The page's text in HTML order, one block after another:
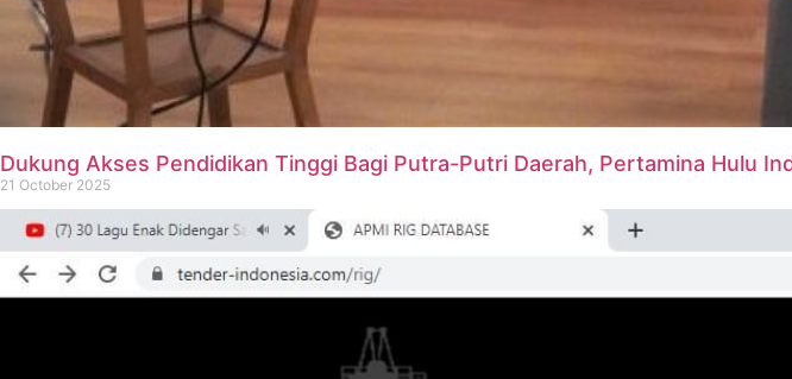
Dukung Akses Pendidikan Tinggi Bagi Putra-Putri Daerah, Pertamina Hulu
21 October 2025